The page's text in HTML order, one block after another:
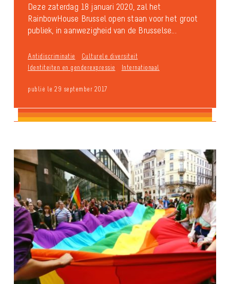
Deze zaterdag 18 januari 2020, zal het
RainbowHouse Brussel open staan voor het groot
publiek, in aanwezigheid van de Brusselse...
Antidiscriminatie
Culturele diversiteit
Identiteiten en genderexpressie
Internationaal
publié le 29 september 2017